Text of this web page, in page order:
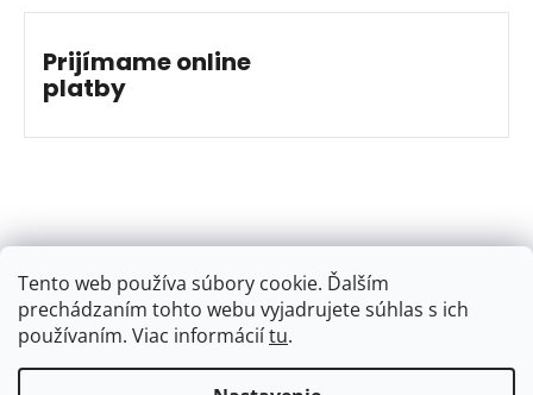
Tento web používa súbory cookie. Ďalším
prechádzaním tohto webu vyjadrujete súhlas s ich
používaním. Viac informáciítu.
Prijímame online
platby